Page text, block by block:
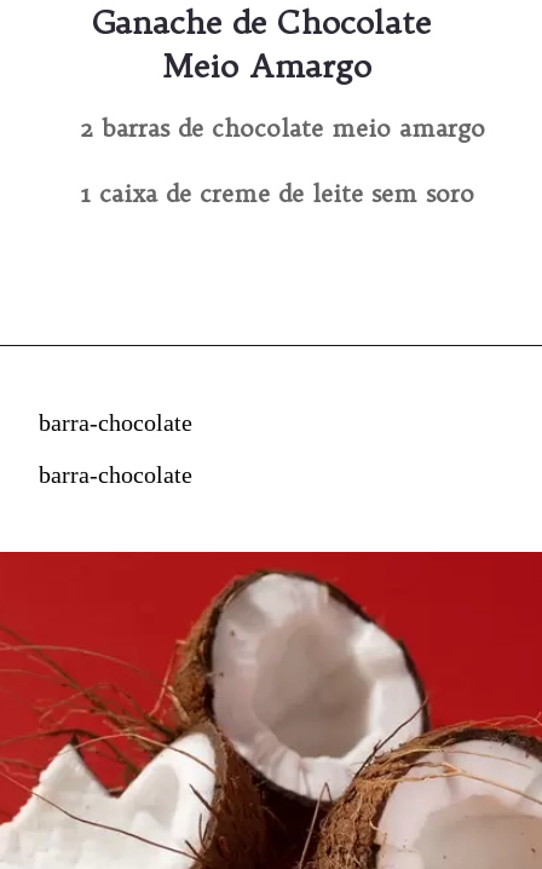
Ganache de Chocolate
Meio Amargo
2 barras de chocolate meio amargo
1 caixa de creme de leite sem soro
barra-chocolate
barra-chocolate